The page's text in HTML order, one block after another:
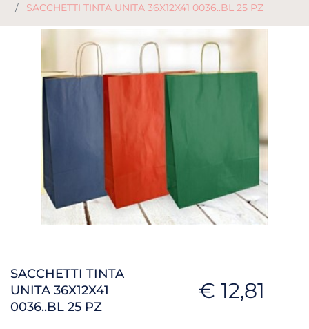
SACCHETTI TINTA UNITA 36X12X41 0036..BL 25 PZ
SACCHETTI TINTA
UNITA 36X12X41
0036..BL 25 PZ
€ 12,81